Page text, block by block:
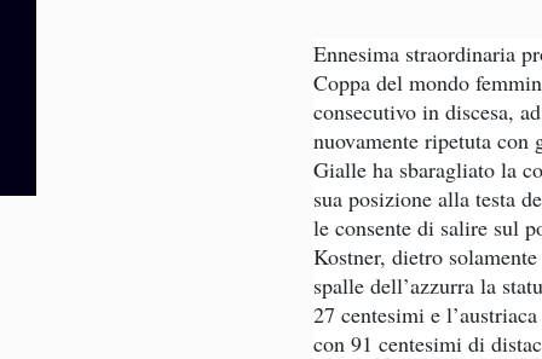
Ennesima straordinaria
Coppa del mondo
consecutivo in discesa,
nuovamente ripetuta con
Gialle ha sbaragliato la
sua posizione alla testa
le consente di salire sul
Kostner, dietro
spalle dell’azzurra la
27 centesimi e
con 91 centesimi di